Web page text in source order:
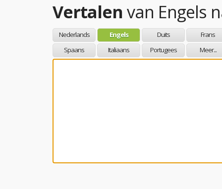
Vertalenvan Engels
Nederlands Engels Duits
Frans
Spaans
Italiaans Portugees Meer...